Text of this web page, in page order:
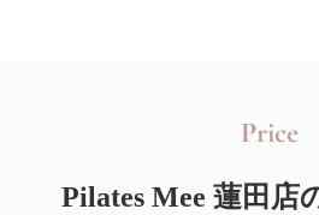
Price
Pilates Mee 蓮田店